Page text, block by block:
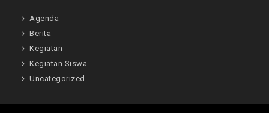
Agenda
Berita
Kegiatan
Kegiatan Siswa
Uncategorized